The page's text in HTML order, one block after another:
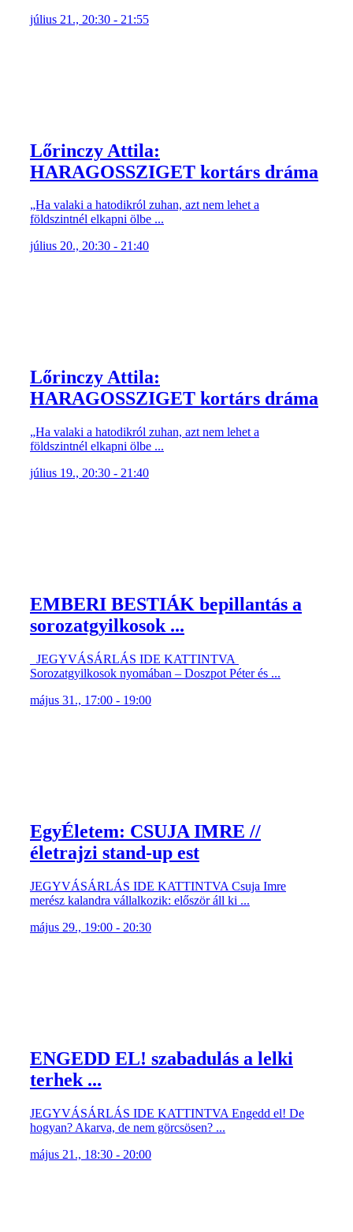
július 21., 20:30 - 21:55
Lőrinczy Attila:
HARAGOSSZIGET kortárs dráma
„Ha valaki a hatodikról zuhan, azt nem lehet a
földszintnél elkapni ölbe ...
július 20., 20:30 - 21:40
Lőrinczy Attila:
HARAGOSSZIGET kortárs dráma
„Ha valaki a hatodikról zuhan, azt nem lehet a
földszintnél elkapni ölbe ...
július 19., 20:30 - 21:40
EMBERI BESTIÁK bepillantás a
sorozatgyilkosok ...
JEGYVÁSÁRLÁS IDE KATTINTVA
Sorozatgyilkosok nyomában – Doszpot Péter és ...
május 31., 17:00 - 19:00
EgyÉletem: CSUJA IMRE //
életrajzi stand-up est
JEGYVÁSÁRLÁS IDE KATTINTVA Csuja Imre
merész kalandra vállalkozik: először áll ki ...
május 29., 19:00 - 20:30
ENGEDD EL! szabadulás a lelki
terhek ...
JEGYVÁSÁRLÁS IDE KATTINTVA Engedd el! De
hogyan? Akarva, de nem görcsösen? ...
május 21., 18:30 - 20:00